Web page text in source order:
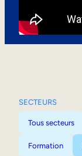
SECTEURS
Tous secteurs
Formation